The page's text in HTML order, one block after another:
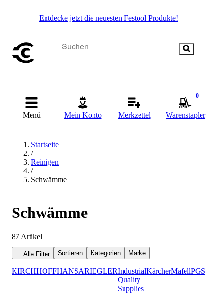
Entdecke jetzt die neuesten Festool Produkte!
Menü Mein Konto Merkzettel
0
Warenstapler
Startseite
/
Reinigen
/
Schwämme
Schwämme
87 Artikel
Alle Filter Sortieren Kategorien Marke
KIRCHHOFFHANSARIEGLERIndustrial
Quality
Supplies
KärcherMafellPGS